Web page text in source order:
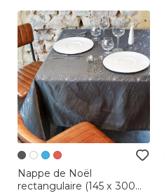
Nappe de Noël
rectangulaire (145 x 300